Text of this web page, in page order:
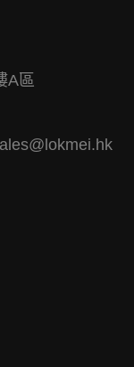
A區